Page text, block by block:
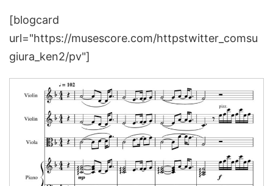
[blogcard
url="https://musescore.com/httpstwitter_comsu
giura_ken2/pv"]